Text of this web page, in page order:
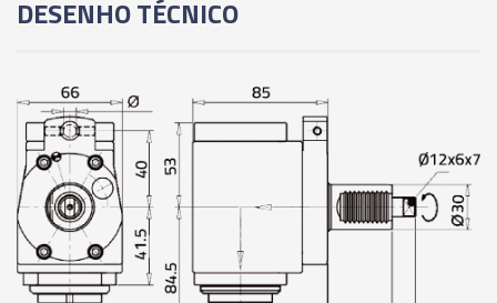
DESENHO TÉCNICO